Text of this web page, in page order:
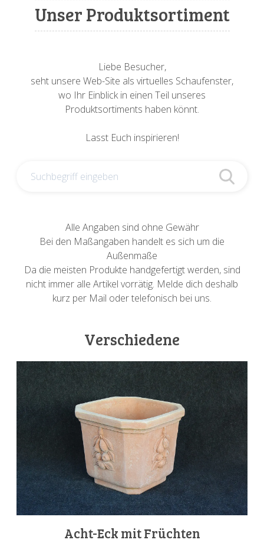
Unser Produktsortiment
Liebe Besucher,
seht unsere Web-Site als virtuelles Schaufenster,
wo Ihr Einblick in einen Teil unseres
Produktsortiments haben könnt.
Lasst Euch inspirieren!
Alle Angaben sind ohne Gewähr
Bei den Maßangaben handelt es sich um die
Außenmaße
Da die meisten Produkte handgefertigt werden, sind
nicht immer alle Artikel vorrätig. Melde dich deshalb
kurz per Mail oder telefonisch bei uns.
Verschiedene
Acht-Eck mit Früchten
Sonnenuhren
Spardosen
Vögel
Vogeltränken
Verschiedene
Wandschalen
Sockel + Säulen
Tierfiguren
Meeresbewohner
Schildkröten
Schweine + Wildschweine
Verschiedene
Zwiebel- + Knoblauchtöpfe